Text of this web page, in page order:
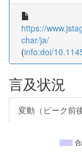
https://
char/ja/
(info:doi/
言及状況
変動（ピーク前後